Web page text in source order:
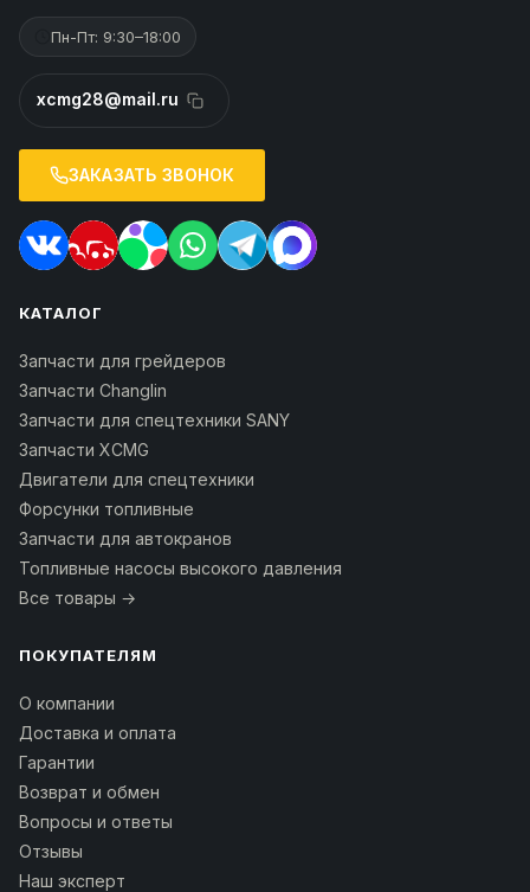
Пн-Пт: 9:30–18:00
xcmg28@mail.ru
ЗАКАЗАТЬ ЗВОНОК
КАТАЛОГ
Запчасти для грейдеров
Запчасти Changlin
Запчасти для спецтехники SANY
Запчасти XCMG
Двигатели для спецтехники
Форсунки топливные
Запчасти для автокранов
Топливные насосы высокого давления
Все товары →
ПОКУПАТЕЛЯМ
О компании
Доставка и оплата
Гарантии
Возврат и обмен
Вопросы и ответы
Отзывы
Наш эксперт